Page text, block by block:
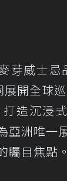
芽威士
開全球
造沉浸
亞洲唯一
矚目焦點。